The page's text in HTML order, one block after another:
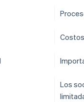
Los